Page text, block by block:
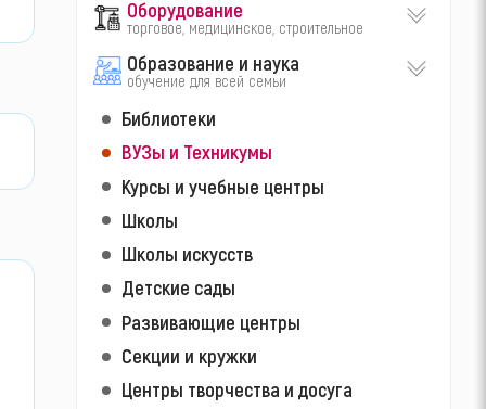
Оборудование
торговое, медицинское, строительное
Образование и наука
обучение для всей семьи
Библиотеки
ВУЗы и Техникумы
Курсы и учебные центры
Школы
Школы искусств
Детские сады
Развивающие центры
Секции и кружки
Центры творчества и досуга